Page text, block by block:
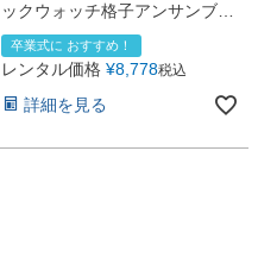
ックウォッチ格子アンサンブル
（CAT918371）
卒業式に おすすめ！
レンタル価格 ¥8,778税込
詳細を見る